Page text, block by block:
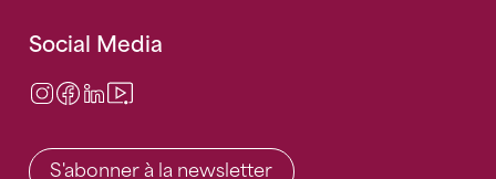
Social Media
Instagram
Facebook
LinkedIn
S'abonner à la newsletter